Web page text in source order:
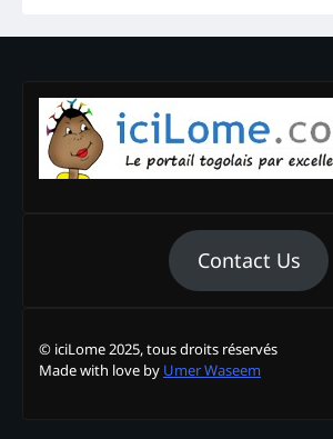
Contact Us
© iciLome 2025, tous droits réservés
Made with love by Umer Waseem